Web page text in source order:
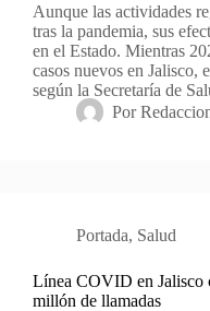
Aunque las actividades
tras la pandemia, sus
en el Estado. Mientras
casos nuevos en Jalisco,
según la Secretaría de
Por
Portada, Salud
Línea COVID en Jalisco
millón de llamadas